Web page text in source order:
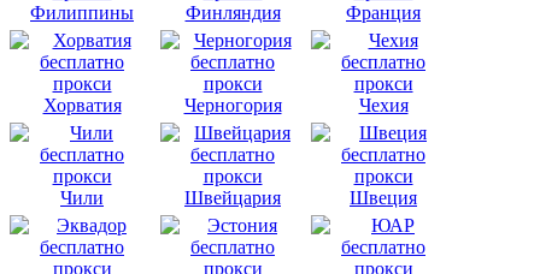
Филиппины Финляндия Франция
Хорватия Черногория Чехия
Чили Швейцария Швеция